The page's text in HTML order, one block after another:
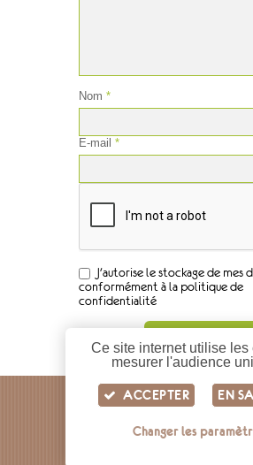
Nom *
E-mail *
J'autorise le stockage de mes
conformément à la politique de
confidentialité
10 AVENUE DES
Ce site internet utilise les
mesurer l'audience
ACCEPTER EN
Changer les